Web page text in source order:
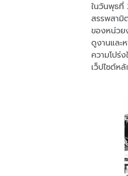
ในวันพุธที่
สรรพสามิ
ของหน่วย
ดูงานและ
ความโปร่
เว็ปไซต์ห